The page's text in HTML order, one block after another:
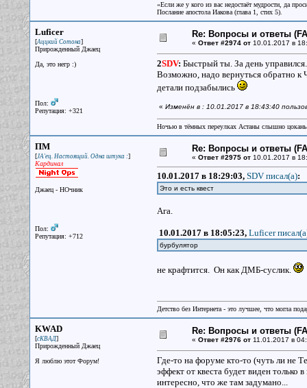
«Если же у кого из вас недостаёт мудрости, да
Послание апостола Иакова (глава 1, стих 5).
Luficer
[Аццкий Сотона]
Прирожденный Джаец
Да, это негр :)
Пол:
Репутация: +321
Re: Вопросы и ответы
« Ответ #2974 от10.01.2017 в
2SDV: Быстрый ты. За день
Возможно, надо вернуться обратно к
детали подзабылись
« Изменён в : 10.01.2017 в 18:43:40
Ночью в тёмных переулках Астаны слышно
ПМ
[JA'ец. Настоящий. Одна штука :]
Кардинал
Джаец - НОчник
Пол:
Репутация: +712
Re: Вопросы и ответы
« Ответ #2975 от10.01.2017 в
10.01.2017 в 18:29:03, SDV писал(a):
Это и есть квест
Ага.
10.01.2017 в 18:05:23, Luficer
бурбулятор
не крафтится. Он как ДМБ-суслик.
Детство без Интернета - это лучшее, что могла
KWAD
[сКВАД]
Прирожденный Джаец
Я люблю этот Форум!
Re: Вопросы и ответы
« Ответ #2976 от11.01.2017 в
Где-то на форуме кто-то (чуть ли не
эффект от квеста будет виден только
интересно, что же там задумано...